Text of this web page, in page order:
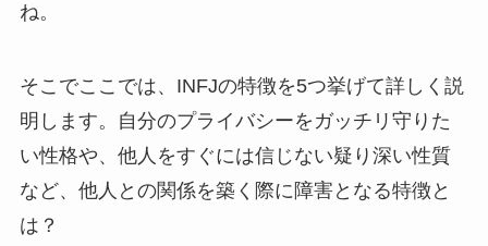
ね。
そこでここでは、INFJの特徴を5つ挙げて詳しく説
明します。自分のプライバシーをガッチリ守りた
い性格や、他人をすぐには信じない疑り深い性質
など、他人との関係を築く際に障害となる特徴と
は？